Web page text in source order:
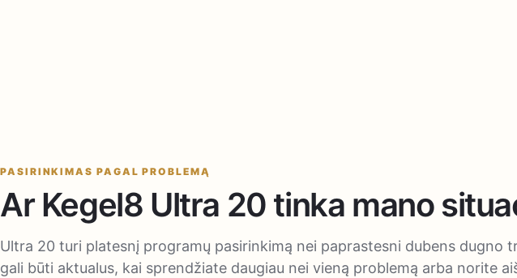
PASIRINKIMAS PAGAL PROBLEMĄ
Ar Kegel8 Ultra 20 tinka mano
Ultra 20 turi platesnį programų pasirinkimą nei paprastesni dubens dugno
gali būti aktualus, kai sprendžiate daugiau nei vieną problemą arba norite